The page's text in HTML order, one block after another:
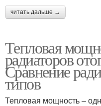
читать дальше →
Тепловая
радиаторов
Сравнение
типов
Тепловая мощность –